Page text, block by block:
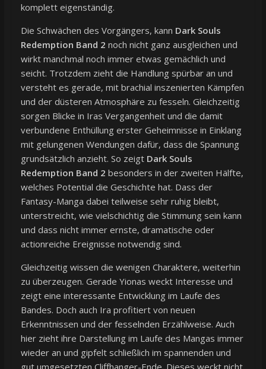
komplett eigenständig.
Die Schwächen des Vorgängers, kann Dark Souls
Redemption Band 2 noch nicht ganz ausgleichen und
wirkt manchmal noch immer etwas gemächlich und
seicht. Trotzdem zieht die Handlung spürbar an und
versteht es gerade, mit brachial inszenierten Kämpfen
und der düsteren Atmosphäre zu fesseln. Gleichzeitig
sorgen Blicke in Iras Vergangenheit und die damit
verbundene Enthüllung erster Geheimnisse in Einklang
mit gelungenen Wendungen dafür, dass die Spannung
grundsätzlich anzieht. So zeigt Dark Souls
Redemption Band 2 besonders in der zweiten Hälfte,
welches Potential die Geschichte hat. Dass der
Fantasy-Manga dabei teilweise sehr ruhig bleibt,
unterstreicht, wie vielschichtig die Stimmung sein kann
und dass nicht immer ernste, dramatische oder
actionreiche Ereignisse notwendig sind.
Gleichzeitig wissen die wenigen Charaktere, weiterhin
zu überzeugen. Gerade Yionas weckt Interesse und
zeigt eine interessante Entwicklung im Laufe des
Bandes. Doch auch Ira profitiert von neuen
Erkenntnissen und der fesselnden Erzählweise. Auch
hier zieht ihre Darstellung im Laufe des Mangas immer
wieder an und gipfelt schließlich im spannenden und
gut umgesetzten Cliffhanger-Ende. Dieses weckt nicht